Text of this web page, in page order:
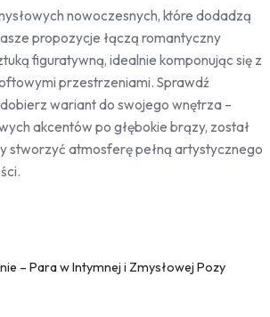
nowoczesnych, które dodadzą
propozycje łączą romantyczny
figuratywną, idealnie komponując się z
przestrzeniami. Sprawdź
wariant do swojego wnętrza –
akcentów po głębokie brązy, został
stworzyć atmosferę pełną artystycznego
– Para w Intymnej i Zmysłowej Pozy